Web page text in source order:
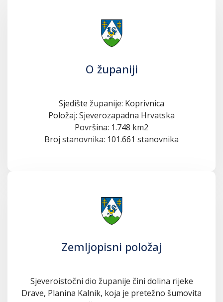
O županiji
Sjedište županije: Koprivnica
Položaj: Sjeverozapadna Hrvatska
Površina: 1.748 km2
Broj stanovnika: 101.661 stanovnika
Zemljopisni položaj
Sjeveroistočni dio županije čini dolina rijeke
Drave, Planina Kalnik, koja je pretežno šumovita